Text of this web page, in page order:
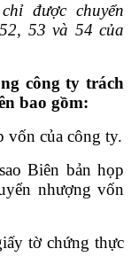
được chuyển
53 và 54 của
công ty trách
bao gồm:
vốn của công ty.
Biên bản họp
nhượng vốn
tờ chứng thực